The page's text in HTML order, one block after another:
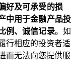
好及可承受的损
中用于金融产品投
例、诚信记录。如
行相应的投资者适
而无法向您提供服